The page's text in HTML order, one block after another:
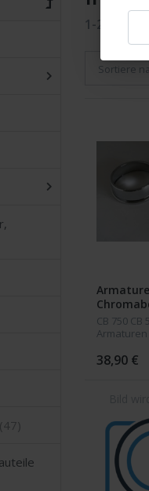
1-24
Sortiere
500-750
CB 750 CB
Armaturen
für
der Seite
38,90 €